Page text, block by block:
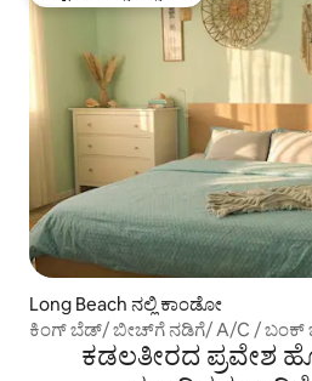
Long Beach ನಲ್ಲಿ ಕಾಂಡೋ
ಕಿಂಗ್ ಬೆಡ್/ ಬೀಚ್‌ಗೆ ನಡಿಗೆ/ A/C / ಬಂಕ್
ಕಡಲತೀರದ ಪ್ರವೇಶ